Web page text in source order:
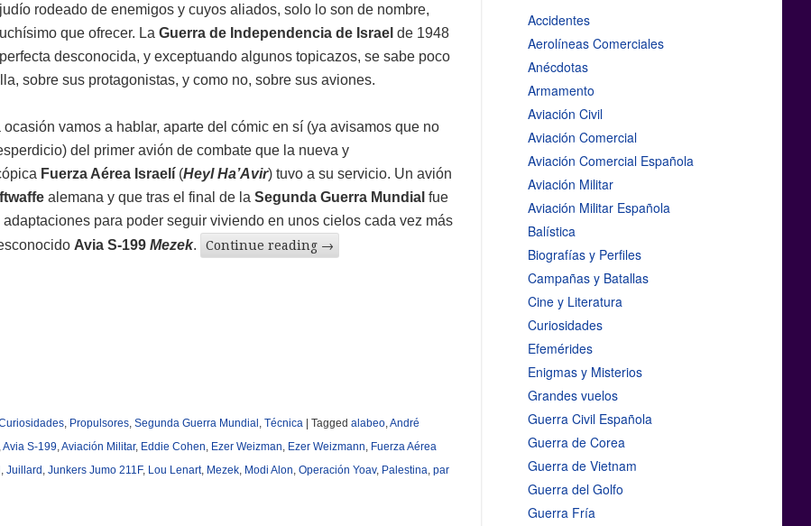
rodeado de enemigos y cuyos aliados, solo lo son de nombre,
que ofrecer. La Guerra de Independencia de Israel de 1948
desconocida, y exceptuando algunos topicazos, se sabe poco
sobre sus protagonistas, y como no, sobre sus aviones.
ocasión vamos a hablar, aparte del cómic en sí (ya avisamos que no
del primer avión de combate que la nueva y
Fuerza Aérea Israelí(Heyl Ha’Avir) tuvo a su servicio. Un avión
alemana y que tras el final de la Segunda Guerra Mundial fue
para poder seguir viviendo en unos cielos cada vez más
Avia S-199 Mezek. Continue reading →
, Propulsores, Segunda Guerra Mundial, Técnica | Tagged alabeo,André
Avia S-199,Aviación Militar, Eddie Cohen, Ezer Weizman, Ezer Weizmann, Fuerza Aérea
, Juillard, Junkers Jumo 211F, Lou Lenart, Mezek, Modi Alon, Operación Yoav, Palestina, par
Accidentes
Aerolíneas Comerciales
Anécdotas
Armamento
Aviación Civil
Aviación Comercial
Aviación Comercial Española
Aviación Militar
Aviación Militar Española
Balística
Biografías y Perfiles
Campañas y Batallas
Cine y Literatura
Curiosidades
Efemérides
Enigmas y Misterios
Grandes vuelos
Guerra Civil Española
Guerra de Corea
Guerra de Vietnam
Guerra del Golfo
Guerra Fría